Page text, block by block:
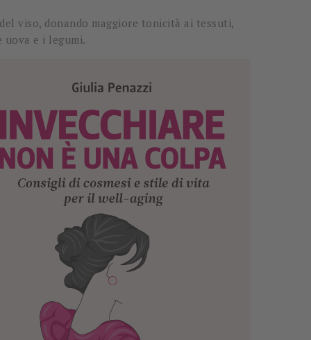
viso, donando maggiore tonicità ai tessuti,
e i legumi.